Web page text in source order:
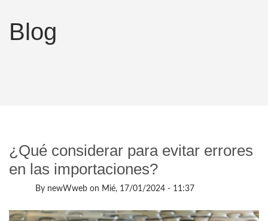
Blog
¿Qué considerar para evitar errores
en las importaciones?
By newWweb on Mié, 17/01/2024 - 11:37